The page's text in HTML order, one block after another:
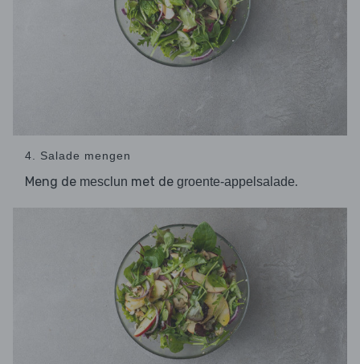
4. Salade mengen
Meng de mesclun met de groente-appelsalade.